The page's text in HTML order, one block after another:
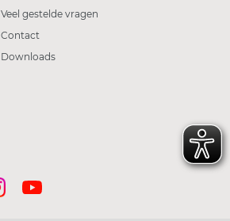
Veel gestelde vragen
Contact
Downloads